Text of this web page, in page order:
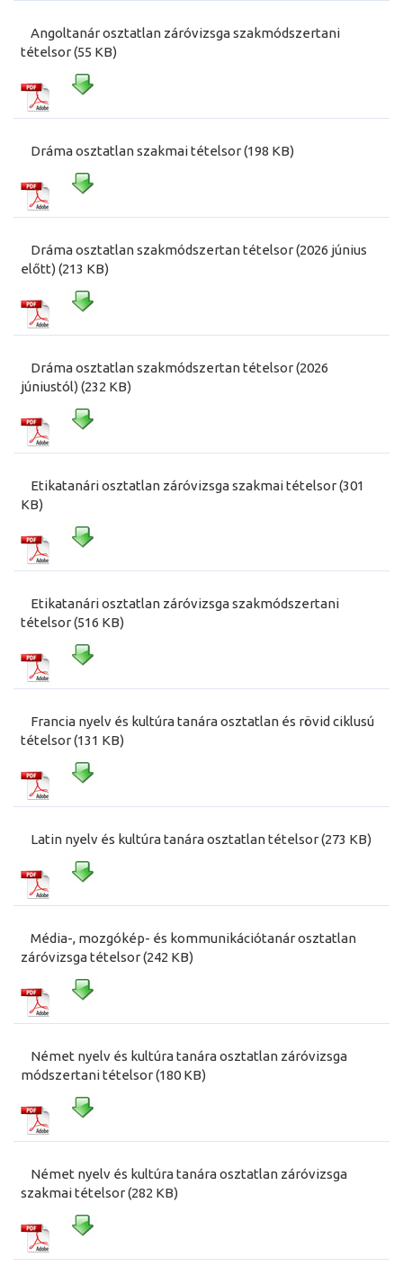
Angoltanár osztatlan záróvizsga szakmódszertani
tételsor (55 KB)
Dráma osztatlan szakmai tételsor (198 KB)
Dráma osztatlan szakmódszertan tételsor (2026 június
előtt) (213 KB)
Dráma osztatlan szakmódszertan tételsor (2026
júniustól) (232 KB)
Etikatanári osztatlan záróvizsga szakmai tételsor (301
KB)
Etikatanári osztatlan záróvizsga szakmódszertani
tételsor (516 KB)
Francia nyelv és kultúra tanára osztatlan és rövid ciklusú
tételsor (131 KB)
Latin nyelv és kultúra tanára osztatlan tételsor (273 KB)
Média-, mozgókép- és kommunikációtanár osztatlan
záróvizsga tételsor (242 KB)
Német nyelv és kultúra tanára osztatlan záróvizsga
módszertani tételsor (180 KB)
Német nyelv és kultúra tanára osztatlan záróvizsga
szakmai tételsor (282 KB)